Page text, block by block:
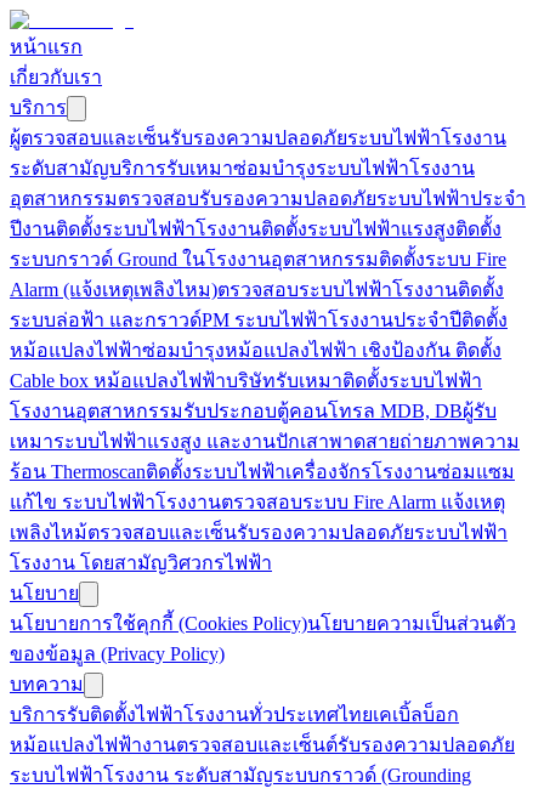
หน้าแรก
เกี่ยวกับเรา
บริการ
ผู้ตรวจสอบและเซ็นรับรองความปลอดภัยระบบไฟฟ้าโรงงาน
ระดับสามัญบริการรับเหมาซ่อมบำรุงระบบไฟฟ้าโรงงาน
อุตสาหกรรมตรวจสอบรับรองความปลอดภัยระบบไฟฟ้าประจำ
ปีงานติดตั้งระบบไฟฟ้าโรงงานติดตั้งระบบไฟฟ้าแรงสูงติดตั้ง
ระบบกราวด์ Ground ในโรงงานอุตสาหกรรมติดตั้งระบบ Fire
Alarm (แจ้งเหตุเพลิงไหม)ตรวจสอบระบบไฟฟ้าโรงงานติดตั้ง
ระบบล่อฟ้า และกราวด์PM ระบบไฟฟ้าโรงงานประจำปีติดตั้ง
หม้อแปลงไฟฟ้าซ่อมบำรุงหม้อแปลงไฟฟ้า เชิงป้องกัน ติดตั้ง
Cable box หม้อแปลงไฟฟ้าบริษัทรับเหมาติดตั้งระบบไฟฟ้า
โรงงานอุตสาหกรรมรับประกอบตู้คอนโทรล MDB, DBผู้รับ
เหมาระบบไฟฟ้าแรงสูง และงานปักเสาพาดสายถ่ายภาพความ
ร้อน Thermoscanติดตั้งระบบไฟฟ้าเครื่องจักรโรงงานซ่อมแซม
แก้ไข ระบบไฟฟ้าโรงงานตรวจสอบระบบ Fire Alarm แจ้งเหตุ
เพลิงไหม้ตรวจสอบและเซ็นรับรองความปลอดภัยระบบไฟฟ้า
โรงงาน โดยสามัญวิศวกรไฟฟ้า
นโยบาย
นโยบายการใช้คุกกี้ (Cookies Policy)นโยบายความเป็นส่วนตัว
ของข้อมูล (Privacy Policy)
บทความ
บริการรับติดตั้งไฟฟ้าโรงงานทั่วประเทศไทยเคเบิ้ลบ็อก
หม้อแปลงไฟฟ้างานตรวจสอบและเซ็นต์รับรองความปลอดภัย
ระบบไฟฟ้าโรงงาน ระดับสามัญระบบกราวด์ (Grounding